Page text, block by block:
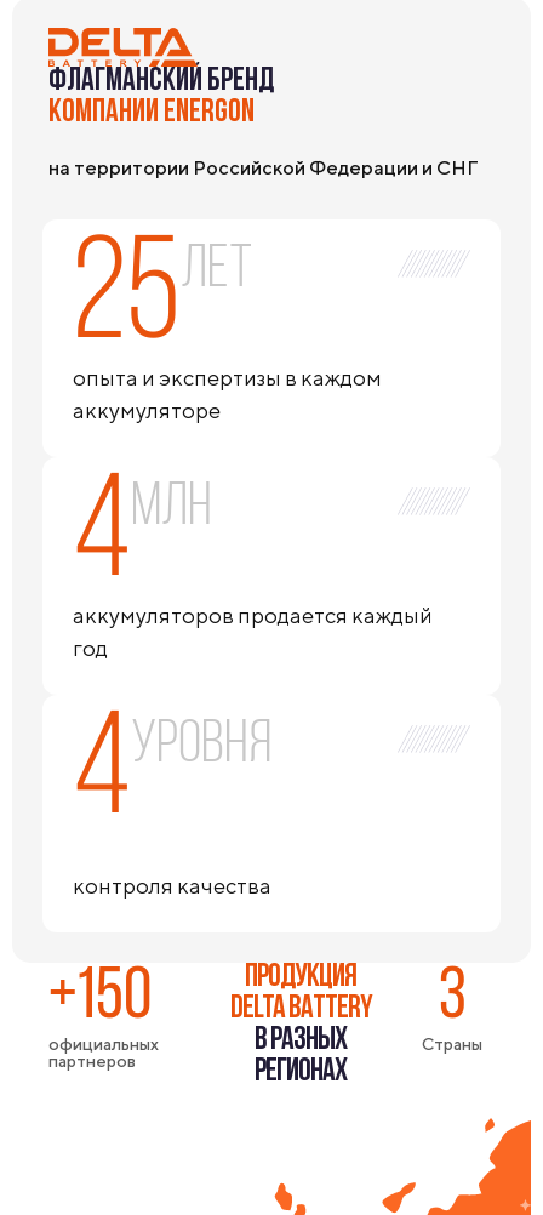
ФЛАГМАНСКИЙ БРЕНД
КОМПАНИИ ENERGON
на территории Российской Федерации и СНГ
25лет
опыта и экспертизы в каждом
аккумуляторе
4млн
аккумуляторов продается каждый
год
4уровня
контроля качества
+150
официальных
партнеров
ПРОДУКЦИЯ
DELTA BATTERY
В РАЗНЫХ
РЕГИОНАХ
3
Страны